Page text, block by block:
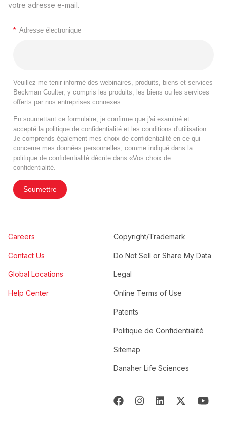
votre adresse e-mail.
* Adresse électronique
Veuillez me tenir informé des webinaires, produits, biens et services
Beckman Coulter, y compris les produits, les biens ou les services
offerts par nos entreprises connexes.
En soumettant ce formulaire, je confirme que j'ai examiné et
accepté la politique de confidentialité et les conditions d'utilisation
Je comprends également mes choix de confidentialité en ce qui
concerne mes données personnelles, comme indiqué dans la
politique de confidentialité décrite dans «Vos choix de
confidentialité.
Soumettre
Careers
Contact Us
Global Locations
Help Center
Copyright/Trademark
Do Not Sell or Share My Data
Legal
Online Terms of Use
Patents
Politique de Confidentialité
Sitemap
Danaher Life Sciences